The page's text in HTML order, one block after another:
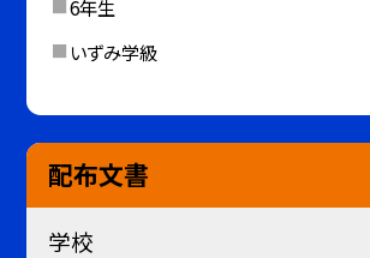
6年生
いずみ学級
配布文書
学校